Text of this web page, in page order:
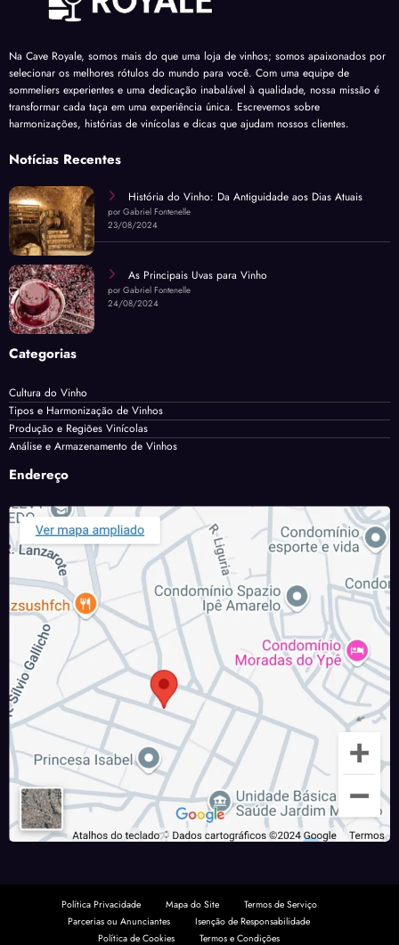
Na Cave Royale, somos mais do que uma loja de vinhos; somos apaixonados por
selecionar os melhores rótulos do mundo para você. Com uma equipe de
sommeliers experientes e uma dedicação inabalável à qualidade, nossa missão é
transformar cada taça em uma experiência única. Escrevemos sobre
harmonizações, histórias de vinícolas e dicas que ajudam nossos clientes.
Notícias Recentes
História do Vinho: Da Antiguidade aos Dias Atuais
por Gabriel Fontenelle
23/08/2024
As Principais Uvas para Vinho
por Gabriel Fontenelle
24/08/2024
Categorias
Cultura do Vinho
Tipos e Harmonização de Vinhos
Produção e Regiões Vinícolas
Análise e Armazenamento de Vinhos
Endereço
Política Privacidade Mapa do Site
Termos de Serviço
Parcerias ou Anunciantes
Isenção de Responsabilidade
Política de Cookies
Termos e Condições